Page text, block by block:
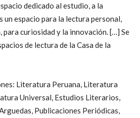
dedicado al estudio, a la
un espacio para la lectura personal,
curiosidad y la innovación. […] Se
de lectura de la Casa de la
Literatura Peruana, Literatura
Universal, Estudios Literarios,
Publicaciones Periódicas,